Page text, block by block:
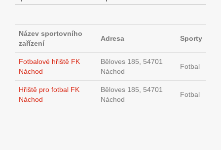
Název sportovního
zařízení
Adresa Sporty
Fotbalové hřiště FK
Náchod
Běloves 185, 54701
Náchod
Fotbal
Hřiště pro fotbal FK
Náchod
Běloves 185, 54701
Náchod
Fotbal